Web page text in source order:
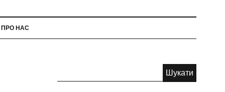
ПРО НАС